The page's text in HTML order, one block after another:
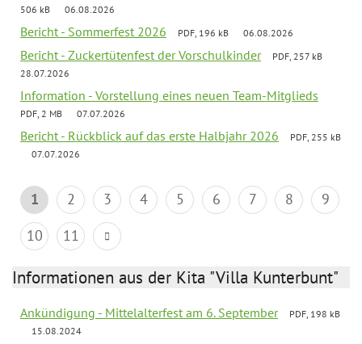
506 kB
06.08.2026
Bericht - Sommerfest 2026 PDF, 196 kB 06.08.2026
Bericht - Zuckertütenfest der Vorschulkinder
PDF, 257 kB
28.07.2026
Information - Vorstellung eines neuen Team-Mitglieds
PDF, 2 MB 07.07.2026
Bericht - Rückblick auf das erste Halbjahr 2026
PDF, 255 kB
07.07.2026
1 2 3 4 5 6 7 8
9
10
11
Informationen aus der Kita "Villa Kunterbunt"
Ankündigung - Mittelalterfest am 6. September
PDF, 198 kB
15.08.2024